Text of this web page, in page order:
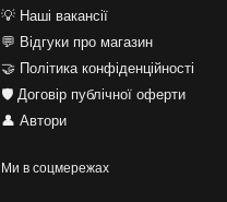
💡 Наші вакансії
💬 Відгуки про магазин
🤝 Політика конфіденційності
🛡️ Договір публічної оферти
👤 Автори
Ми в соцмережах